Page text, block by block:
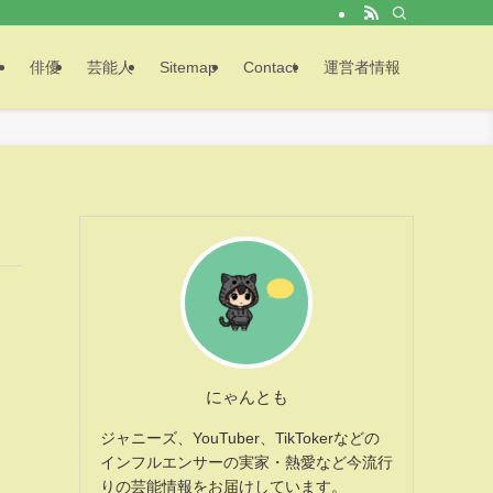
俳優 芸能人 Sitemap Contact 運営者情報
にゃんとも
ジャニーズ、YouTuber、TikTokerなどの
インフルエンサーの実家・熱愛など今流行
りの芸能情報をお届けしています。